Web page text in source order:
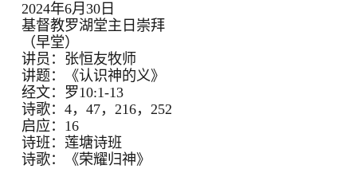
2024年6月30日
基督教罗湖堂主日崇拜
（早堂）
讲员：张恒友牧师
讲题：《认识神的义》
经文：罗10:1-13
诗歌：4，47，216，252
启应：16
诗班：莲塘诗班
诗歌：《荣耀归神》